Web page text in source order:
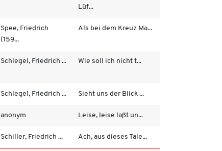
Lüf...
Spee, Friedrich
(159...
Als bei dem Kreuz Ma...
Schlegel, Friedrich ... Wie soll ich nicht t...
Schlegel, Friedrich ... Sieht uns der Blick ...
anonym Leise, leise laßt un...
Schiller, Friedrich ... Ach, aus dieses Tale...